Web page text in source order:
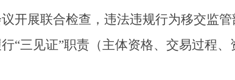
开展联合检查，违法违规行为移交监管
“三见证”职责（主体资格、交易过程、